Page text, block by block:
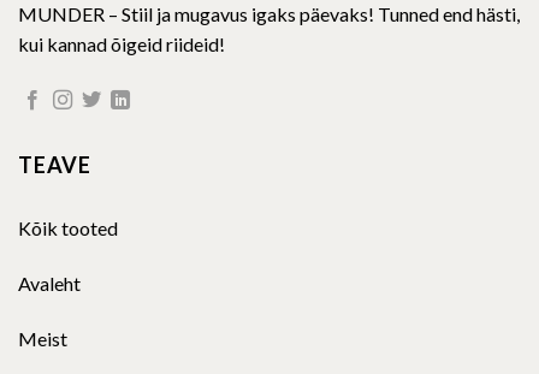
MUNDER – Stiil ja mugavus igaks päevaks! Tunned end hästi,
kui kannad õigeid riideid!
TEAVE
Kõik tooted
Avaleht
Meist